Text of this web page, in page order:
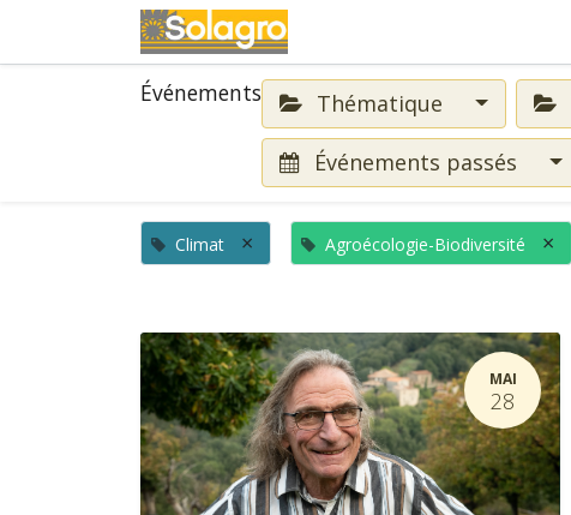
Événements Thématique
Événements passés
Climat × Agroécologie-Biodiversité ×
MAI
28